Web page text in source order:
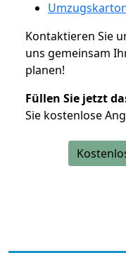
Kontaktieren Sie
uns gemeinsam
planen!
Füllen Sie jetzt
Sie kostenlose